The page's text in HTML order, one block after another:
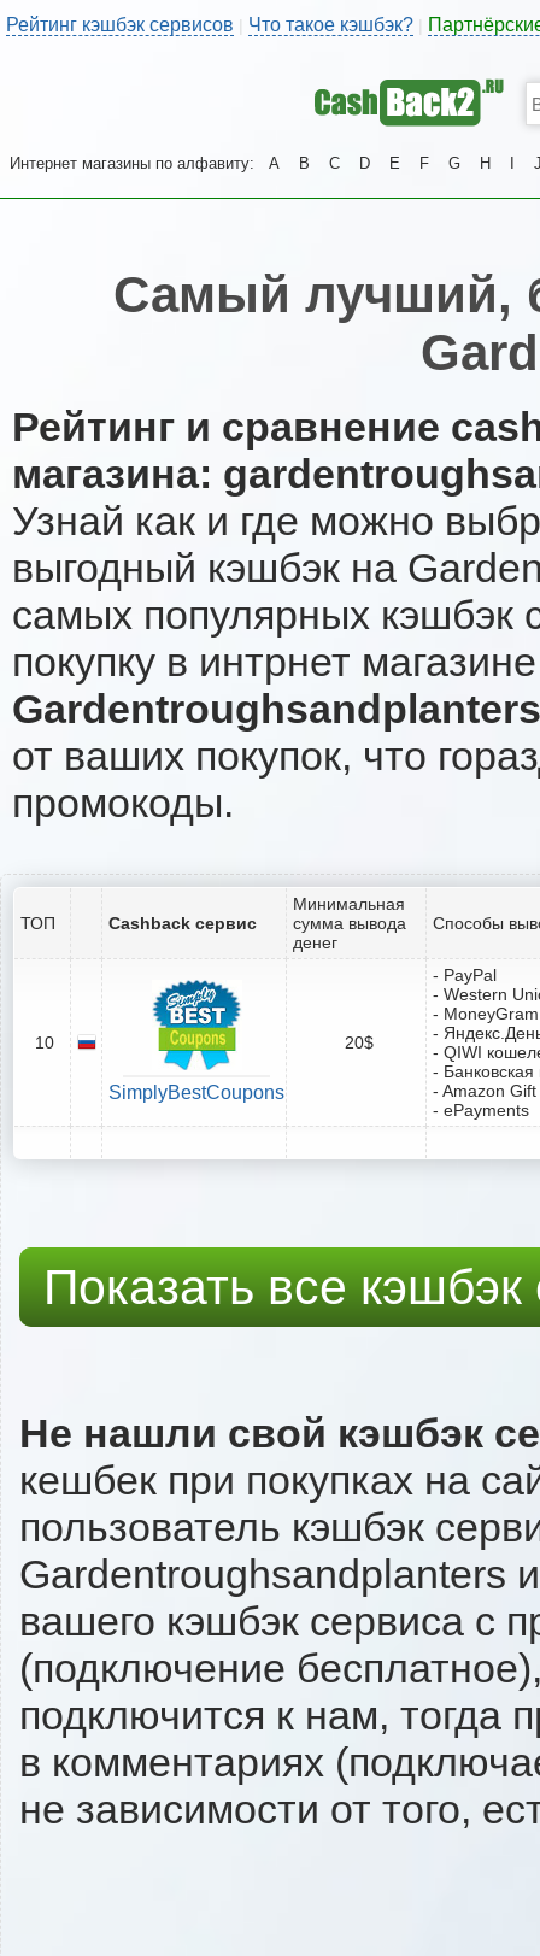
Рейтинг кэшбэк сервисов | Что такое кэшбэк?
Интернет магазины по алфавиту: A B C D E F G H
Самый лучший,
Рейтинг и сравнение
магазина:
Узнай как и где можно
выгодный кэшбэк на
самых популярных кэшбэк
покупку в интрнет
от ваших покупок, что
промокоды.
ТОП Cashback сервис
Минимальная
сумма вывода
денег
Способы
10
SimplyBestCoupons
20$
- PayPal
- Western
- MoneyGram
-
- QIWI
-
- Amazon
- ePayments
Показать все
Не нашли свой кэшбэк
кешбек при покупках на
пользователь кэшбэк
Gardentroughsandplanters
вашего кэшбэк сервиса с
(подключение
подключится к нам, тогда
в комментариях
не зависимости от того,